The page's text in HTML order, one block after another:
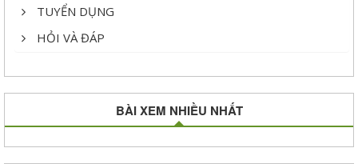
TUYỂN DỤNG
HỎI VÀ ĐÁP
BÀI XEM NHIỀU NHẤT